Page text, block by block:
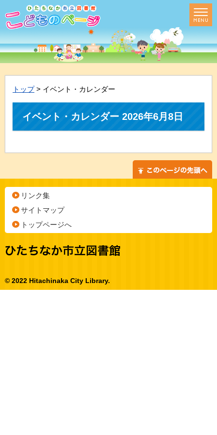
トップ> イベント・カレンダー
イベント・カレンダー 2026年6月8日
リンク集
サイトマップ
トップページへ
© 2022 Hitachinaka City Library.